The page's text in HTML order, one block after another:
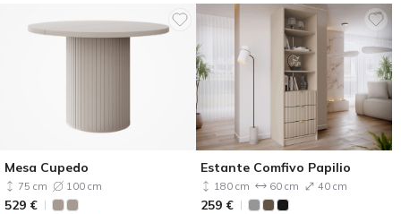
Mesa Cupedo
75 cm 100 cm
529 €
Estante Comfivo Papilio
180 cm 60 cm 40 cm
259 €